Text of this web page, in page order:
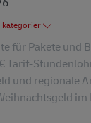
stilling tilknyttet 2 kategorier
für Pakete und
Tarif-
und regionale